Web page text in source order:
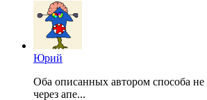
Юрий
Оба описанных автором способа
через апе...